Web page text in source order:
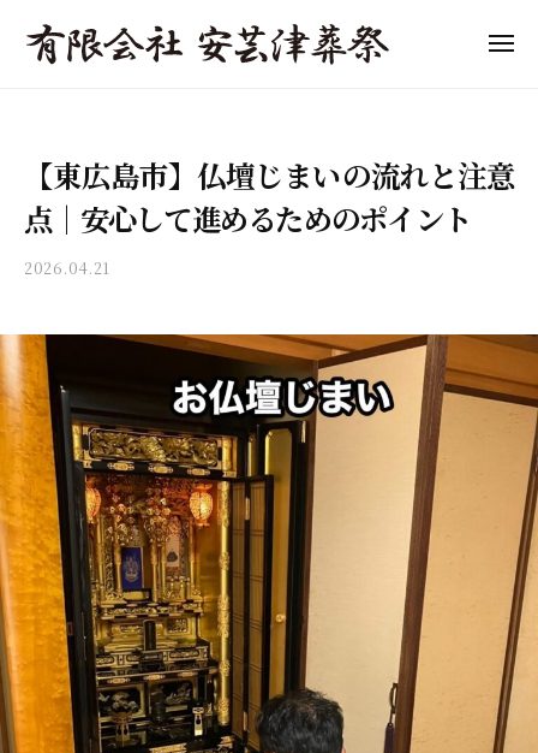
島
市
の
」
費
用
の
目
安
と
流
れ
を
わ
か
の
葬
儀
族
葬
・
終
活
サ
ポ
ー
ト
メ
【東広島市】仏壇じまいの流れと注意
点｜安心して進めるためのポイント
2026.04.21
s
u
s
o
s
a
i
_
a
d
m
i
東
広
儀
」
費
目
安
と
流
れ
を
わ
か
り
や
す
く
ご
案